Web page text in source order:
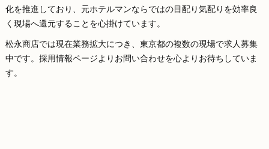
化を推進しており、元ホテルマンならではの目配り気配りを効率良
く現場へ還元することを心掛けています。
松永商店では現在業務拡大につき、東京都の複数の現場で求人募集
中です。採用情報ページよりお問い合わせを心よりお待ちしていま
す。